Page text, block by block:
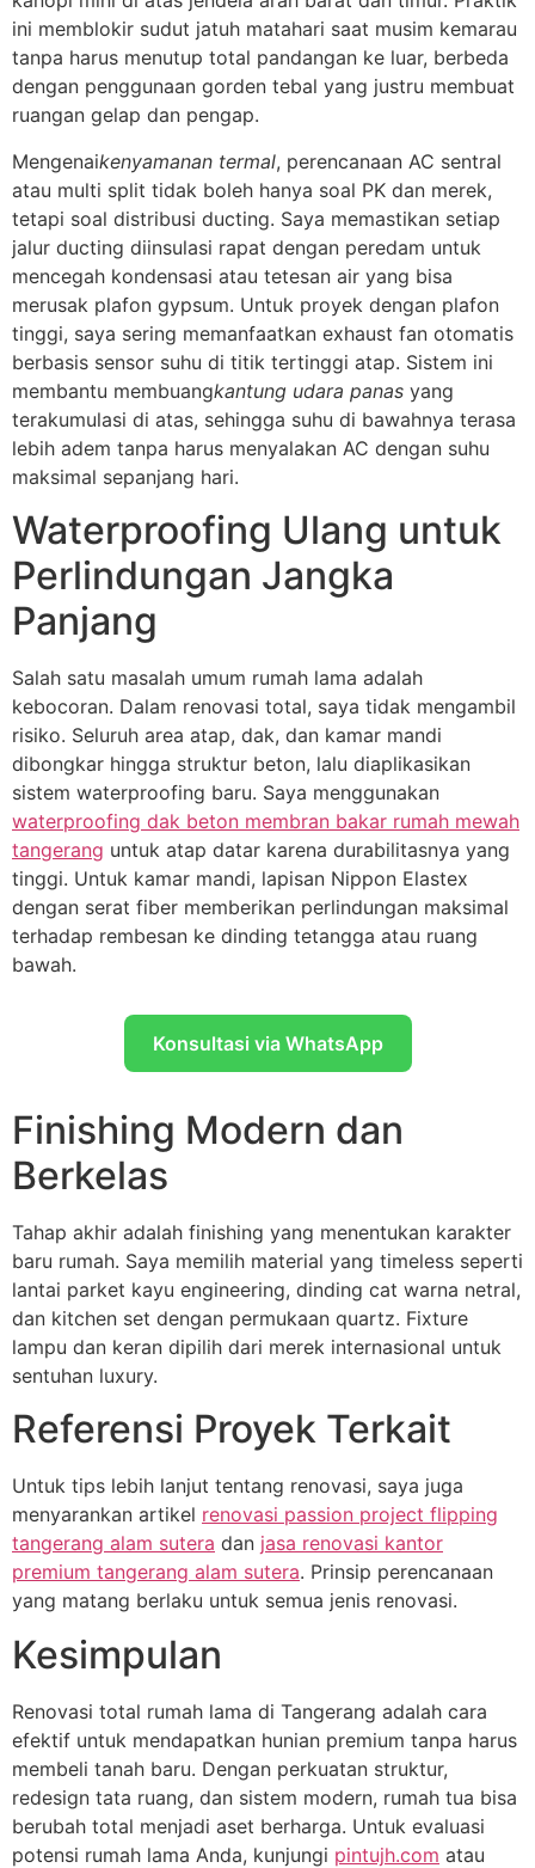
ini memblokir sudut jatuh matahari saat musim kemarau
tanpa harus menutup total pandangan ke luar, berbeda
dengan penggunaan gorden tebal yang justru membuat
ruangan gelap dan pengap.
Mengenaikenyamanan termal, perencanaan AC sentral
atau multi split tidak boleh hanya soal PK dan merek,
tetapi soal distribusi ducting. Saya memastikan setiap
jalur ducting diinsulasi rapat dengan peredam untuk
mencegah kondensasi atau tetesan air yang bisa
merusak plafon gypsum. Untuk proyek dengan plafon
tinggi, saya sering memanfaatkan exhaust fan otomatis
berbasis sensor suhu di titik tertinggi atap. Sistem ini
membantu membuangkantung udara panas yang
terakumulasi di atas, sehingga suhu di bawahnya terasa
lebih adem tanpa harus menyalakan AC dengan suhu
maksimal sepanjang hari.
Waterproofing Ulang untuk
Perlindungan Jangka
Panjang
Salah satu masalah umum rumah lama adalah
kebocoran. Dalam renovasi total, saya tidak mengambil
risiko. Seluruh area atap, dak, dan kamar mandi
dibongkar hingga struktur beton, lalu diaplikasikan
sistem waterproofing baru. Saya menggunakan
waterproofing dak beton membran bakar rumah mewah
tangerang untuk atap datar karena durabilitasnya yang
tinggi. Untuk kamar mandi, lapisan Nippon Elastex
dengan serat fiber memberikan perlindungan maksimal
terhadap rembesan ke dinding tetangga atau ruang
bawah.
Konsultasi via WhatsApp
Finishing Modern dan
Berkelas
Tahap akhir adalah finishing yang menentukan karakter
baru rumah. Saya memilih material yang timeless seperti
lantai parket kayu engineering, dinding cat warna netral,
dan kitchen set dengan permukaan quartz. Fixture
lampu dan keran dipilih dari merek internasional untuk
sentuhan luxury.
Referensi Proyek Terkait
Untuk tips lebih lanjut tentang renovasi, saya juga
menyarankan artikel renovasi passion project flipping
tangerang alam sutera dan jasa renovasi kantor
premium tangerang alam sutera. Prinsip perencanaan
yang matang berlaku untuk semua jenis renovasi.
Kesimpulan
Renovasi total rumah lama di Tangerang adalah cara
efektif untuk mendapatkan hunian premium tanpa harus
membeli tanah baru. Dengan perkuatan struktur,
redesign tata ruang, dan sistem modern, rumah tua bisa
berubah total menjadi aset berharga. Untuk evaluasi
potensi rumah lama Anda, kunjungi pintujh.com atau